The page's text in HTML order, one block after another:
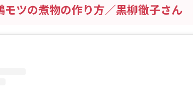
モツの煮物の作り方／黒柳徹子さん